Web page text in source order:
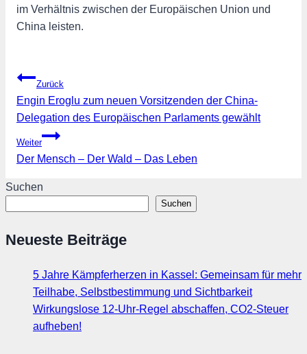
im Verhältnis zwischen der Europäischen Union und
China leisten.
Beitragsnavigation
Zurück
Engin Eroglu zum neuen Vorsitzenden der China-
Delegation des Europäischen Parlaments gewählt
Weiter
Der Mensch – Der Wald – Das Leben
Suchen
Suchen
Neueste Beiträge
5 Jahre Kämpferherzen in Kassel: Gemeinsam für mehr
Teilhabe, Selbstbestimmung und Sichtbarkeit
Wirkungslose 12-Uhr-Regel abschaffen, CO2-Steuer
aufheben!